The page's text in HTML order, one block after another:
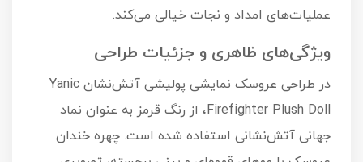
عملیات‌های امداد و نجات خیالی می‌کند.
ویژگی‌های ظاهری و جزئیات طراحی
در طراحی عروسک نمایشی پولیشی آتش‌نشان Yanic
Firefighter Plush Doll، از رنگ قرمز به عنوان نماد
جهانی آتش‌نشانی استفاده شده است. چهره خندان